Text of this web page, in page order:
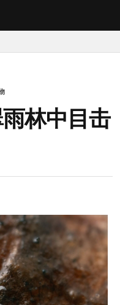
林中目击